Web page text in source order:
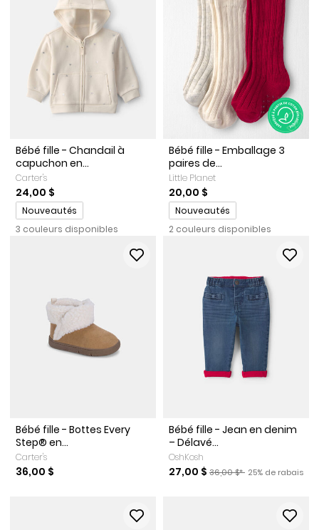
Bébé fille - Chandail à
capuchon en...
Carter's
24,00 $
Promotions
Nouveautés
3 couleurs disponibles
Bébé fille - Emballage 3
paires de...
Little Planet
20,00 $
Promotions
Nouveautés
2 couleurs disponibles
Bébé fille - Bottes Every
Step® en...
Carter's
36,00 $
Bébé fille - Jean en denim
– Délavé...
OshKosh
Prix de solde
27,00 $ Prix ​​de détail suggéré par
36,00 $* Pourcentage de
25% de rabais